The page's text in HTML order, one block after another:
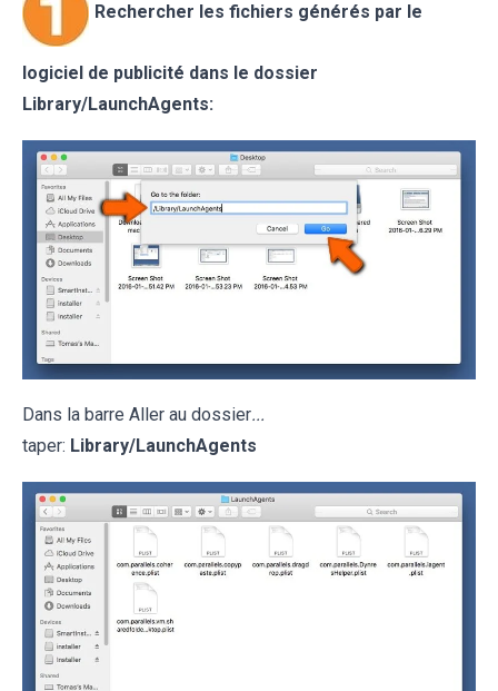
Rechercher les fichiers générés par le
logiciel de publicité dans le dossier
Library/LaunchAgents:
Dans la barre Aller au dossier...
taper: Library/LaunchAgents